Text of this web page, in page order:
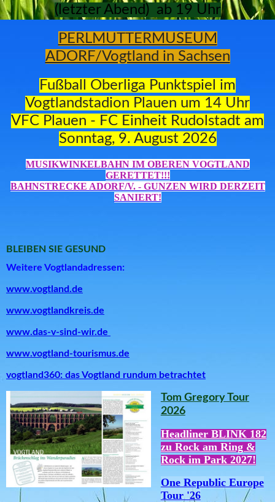
(letzter Abend) ab 19 Uhr
PERLMUTTERMUSEUM
ADORF/Vogtland in Sachsen
Fußball Oberliga Punktspiel im
Vogtlandstadion Plauen um 14 Uhr
VFC Plauen - FC Einheit Rudolstadt am
Sonntag, 9. August 2026
MUSIKWINKELBAHN IM OBEREN VOGTLAND
GERETTET!!!
BAHNSTRECKE ADORF/V. - GUNZEN WIRD DERZEIT
SANIERT!
BLEIBEN SIE GESUND
Weitere Vogtlandadressen:
www.vogtland.de
www.vogtlandkreis.de
www.das-v-sind-wir.de
www.vogtland-tourismus.de
vogtland360: das Vogtland rundum betrachtet
Tom Gregory Tour
2026
Headliner BLINK 182
zu Rock am Ring &
Rock im Park 2027!
One Republic Europe
Tour '26